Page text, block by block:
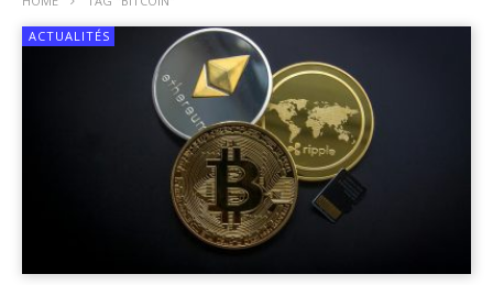
ACTUALITÉS